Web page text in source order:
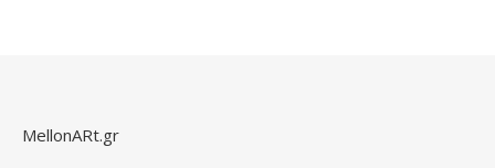
MellonARt.gr